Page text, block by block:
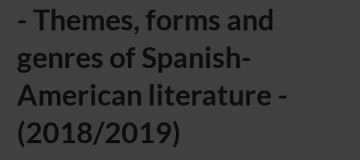
- Themes, forms and
genres of Spanish-
American literature -
(2018/2019)